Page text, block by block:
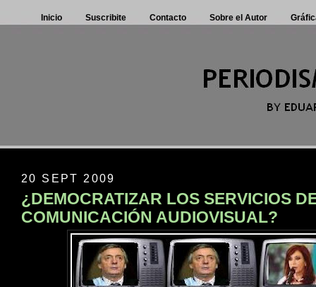
Inicio Suscribite Contacto Sobre el Autor
20 SEPT 2009
¿DEMOCRATIZAR LOS SERVICIOS
COMUNICACIÓN AUDIOVISUAL?